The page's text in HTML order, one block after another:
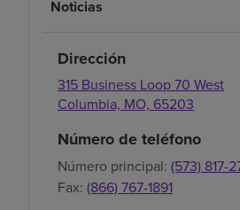
Noticias
Dirección
315 Business Loop 70 West
Columbia, MO, 65203
Número de teléfono
Número principal: (573) 817-
Fax: (866) 767-1891